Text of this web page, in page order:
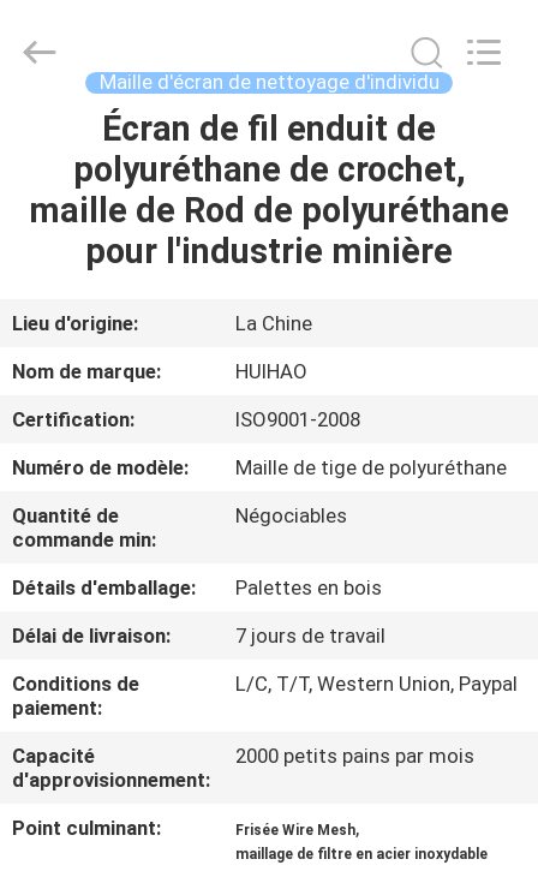
ACCUEIL
PRODUITS
PROPOS
DE
NOUS
VISITE
DE
CONTRÔLE
QUALITÉ
CONTACTEZ-
NOUS
Mesh
Product
Maille d'écran de nettoyage d'individu
Écran de fil enduit de
polyuréthane de crochet,
maille de Rod de polyuréthane
pour l'industrie minière
Lieu d'origine:
La Chine
Nom de marque:
HUIHAO
Certification:
ISO9001-2008
Numéro de modèle:
Maille de tige de polyuréthane
Quantité de
commande min:
Négociables
Détails d'emballage:
Palettes en bois
Délai de livraison:
7 jours de travail
Conditions de
paiement:
L/C, T/T, Western Union, Paypal
Capacité
d'approvisionnement:
2000 petits pains par mois
Point culminant: Frisée Wire Mesh,
maillage de filtre en acier inoxydable